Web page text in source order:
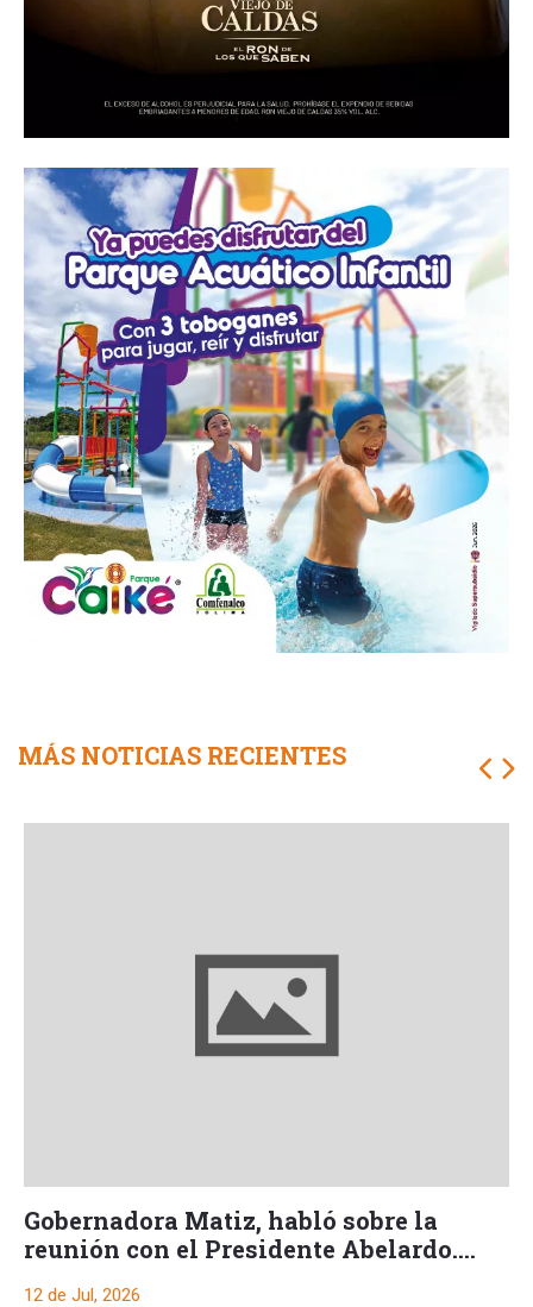
MÁS NOTICIAS RECIENTES
Gobernadora Matiz, habló sobre la
reunión con el Presidente Abelardo.
12 de Jul, 2026